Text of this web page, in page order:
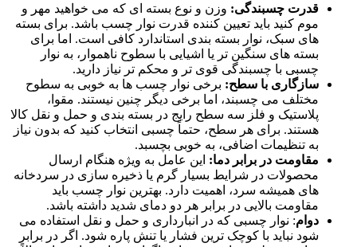
قدرت چسبندگی: وزن و نوع بسته ‌ای که می ‌خواهید مهر و
موم کنید باید تعیین ‌کننده قدرت نوار چسب باشد. برای بسته
‌های سبک، نوار بسته ‌بندی استاندارد کافی است. اما برای
بسته ‌های سنگین‌ تر یا اشیایی با سطوح ناهموار، به نوار
چسبی با چسبندگی قوی ‌تر و محکم‌ تر نیاز دارید.
سازگاری با سطح: برخی نوار چسب ها به خوبی به سطوح
مختلف می‌ چسبند، اما برخی دیگر چنین نیستند. مقوا،
پلاستیک و فلز سه سطح رایج در بسته ‌بندی و حمل ‌و نقل کالا
هستند. برای هر سطح، حتماً چسبی انتخاب کنید که بدون نیاز
به تنظیمات اضافی، به خوبی بچسبد.
مقاومت در برابر دما: این عامل به‌ ویژه هنگام ارسال
محصولات در شرایط بسیار گرم یا ذخیره‌ سازی در سردخانه
‌های همیشه سرد، اهمیت دارد. بهترین نوار چسب باید
مقاومت بالایی در برابر هر دو دمای شدید داشته باشد.
دوام: نوار چسبی که در انبارداری و حمل ‌و نقل استفاده می
‌شود نباید با کوچک‌ ترین فشار یا تنش پاره شود. اگر در برابر